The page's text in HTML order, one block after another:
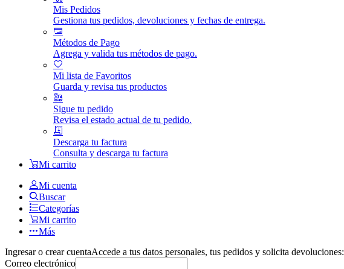
Mis Pedidos
Gestiona tus pedidos, devoluciones y fechas de entrega.
Métodos de Pago
Agrega y valida tus métodos de pago.
Mi lista de Favoritos
Guarda y revisa tus productos
Sigue tu pedido
Revisa el estado actual de tu pedido.
Descarga tu factura
Consulta y descarga tu factura
Mi carrito
Mi cuenta
Buscar
Categorías
Mi carrito
Más
Ingresar o crear cuentaAccede a tus datos personales, tus pedidos y solicita devoluciones:
Correo electrónico